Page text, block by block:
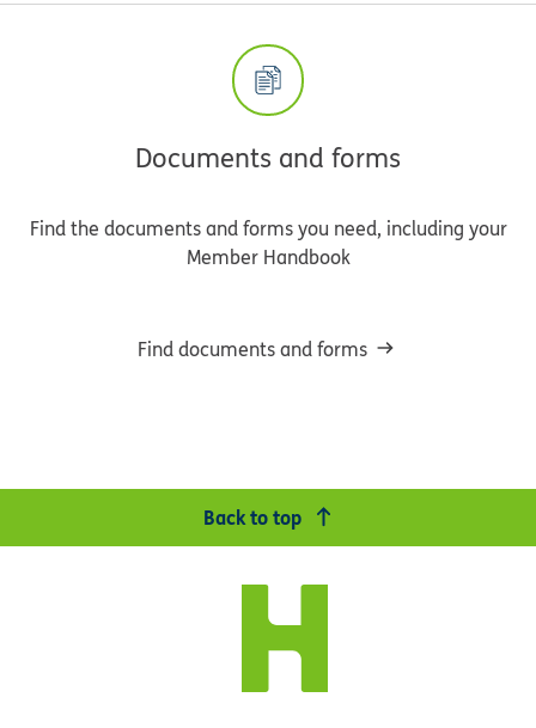
Documents and forms
Find the documents and forms you need, including your
Member Handbook
Find documents and forms
Back to top